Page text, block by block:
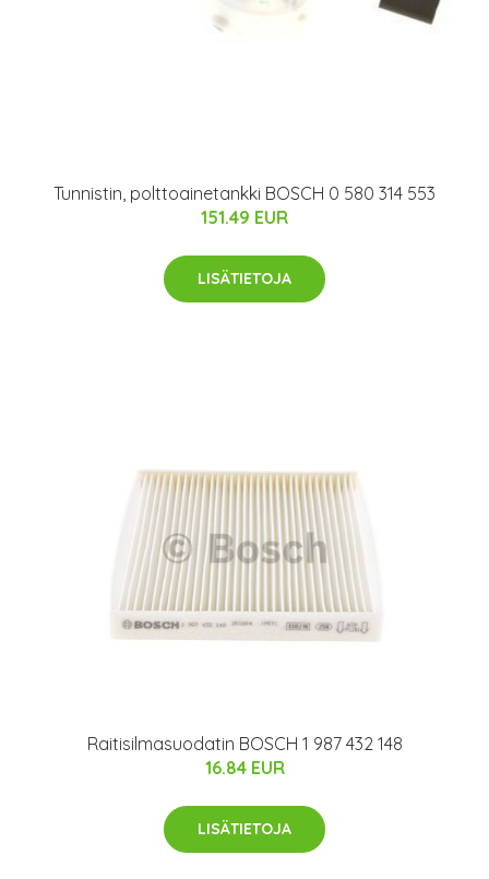
Tunnistin, polttoainetankki BOSCH 0 580 314 553
151.49 EUR
LISÄTIETOJA
Raitisilmasuodatin BOSCH 1 987 432 148
16.84 EUR
LISÄTIETOJA